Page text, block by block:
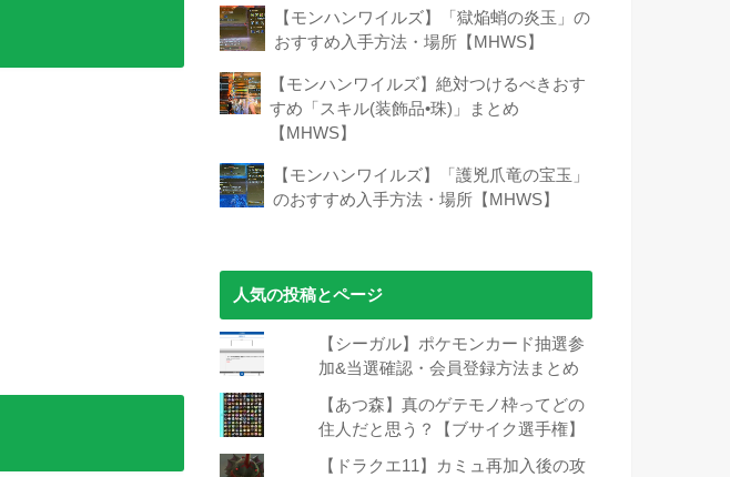
【モンハンワイルズ】「獄焔蛸の炎玉」の
おすすめ入手方法・場所【MHWS】
【モンハンワイルズ】絶対つけるべきおす
すめ「スキル(装飾品•珠)」まとめ
【MHWS】
【モンハンワイルズ】「護兇爪竜の宝玉」
のおすすめ入手方法・場所【MHWS】
人気の投稿とページ
【シーガル】ポケモンカード抽選参
加&当選確認・会員登録方法まとめ
【あつ森】真のゲテモノ枠ってどの
住人だと思う？【ブサイク選手権】
【ドラクエ11】カミュ再加入後の攻